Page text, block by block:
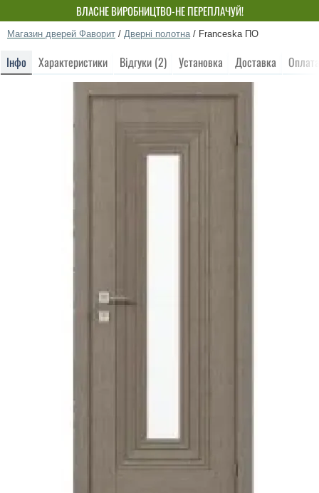
ВЛАСНЕ ВИРОБНИЦТВО-НЕ ПЕРЕПЛАЧУЙ!
Магазин дверей Фаворит / Дверні полотна / Franceska ПО
Інфо Характеристики Відгуки (2) Установка Доставка Оплата